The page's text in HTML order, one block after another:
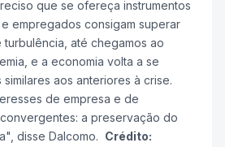
que se ofereça instrumentos
empregados consigam superar
turbulência, até chegamos ao
e a economia volta a se
aos anteriores à crise.
de empresa e de
a preservação do
disse Dalcomo. Crédito: